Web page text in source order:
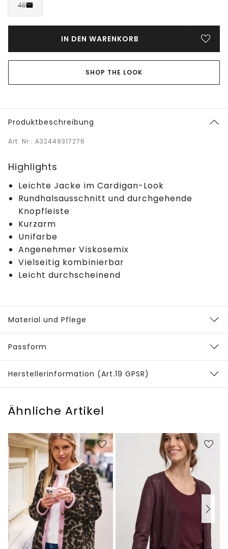
46
IN DEN WARENKORB
SHOP THE LOOK
Produktbeschreibung
Art. Nr.: A32449317276
Highlights
Leichte Jacke im Cardigan-Look
Rundhalsausschnitt und durchgehende
Knopfleiste
Kurzarm
Unifarbe
Angenehmer Viskosemix
Vielseitig kombinierbar
Leicht durchscheinend
Material und Pflege
Passform
Herstellerinformation (Art.19 GPSR)
Ähnliche Artikel